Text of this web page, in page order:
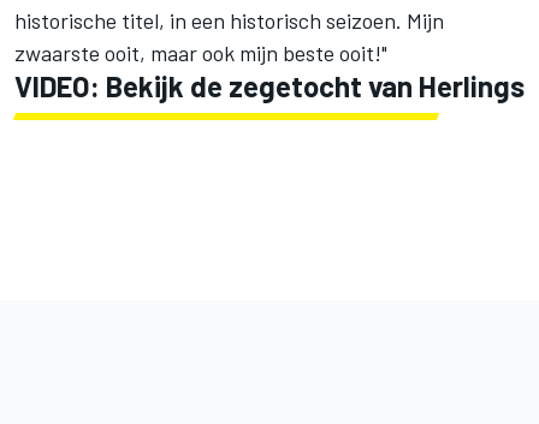
historische titel, in een historisch seizoen. Mijn
zwaarste ooit, maar ook mijn beste ooit!"
VIDEO: Bekijk de zegetocht van Herlings